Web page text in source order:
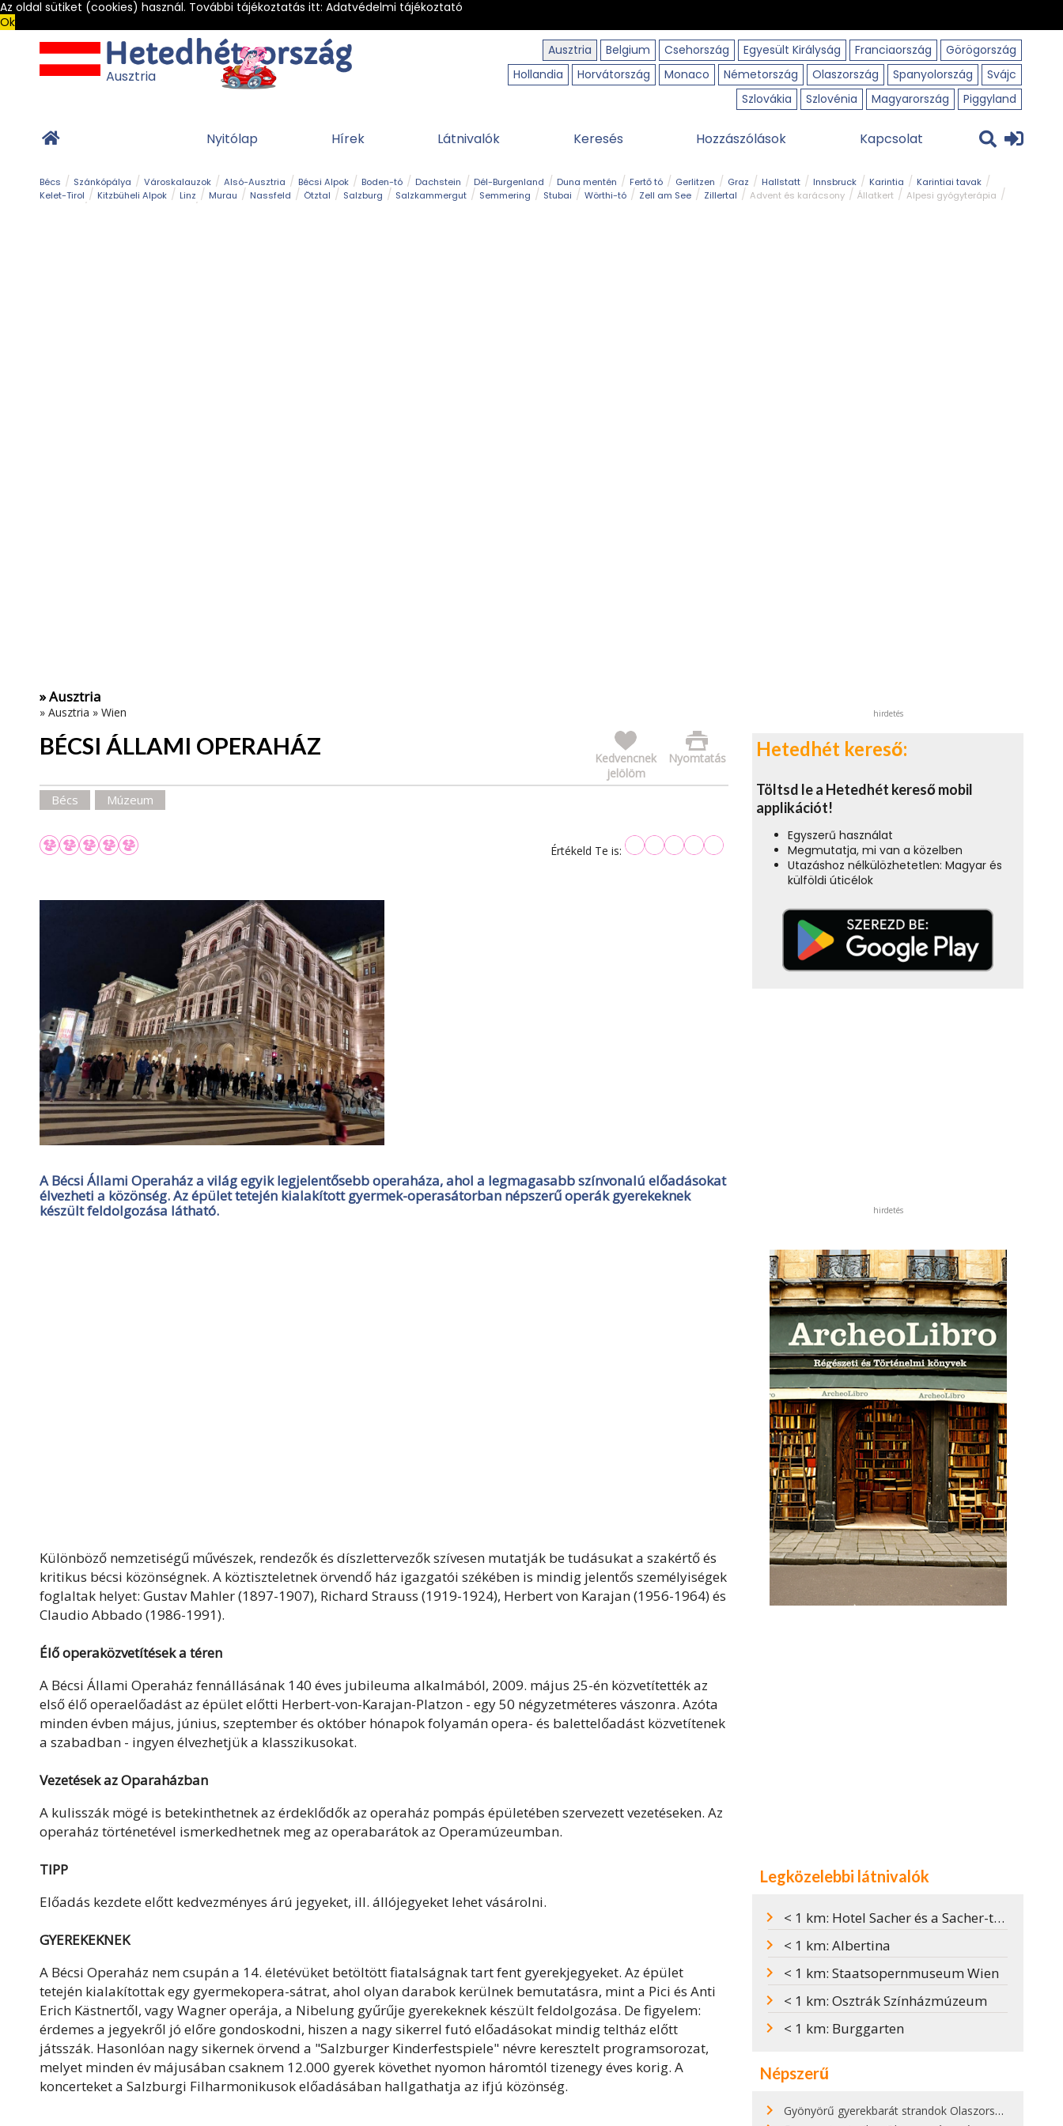
Az oldal sütiket (cookies) használ. További tájékoztatás itt: Adatvédelmi tájékoztató
Ok
Ausztria
Belgium Csehország Egyesült Királyság Franciaország
Görögország
Hollandia
Horvátország Monaco Németország Olaszország Spanyolország
Svájc
Szlovákia
Szlovénia Magyarország Piggyland
Ausztria
Nyitólap Hírek Látnivalók Keresés Hozzászólások Kapcsolat
Bécs Szánkópálya Városkalauzok Alsó-Ausztria Bécsi Alpok Boden-tó Dachstein Dél-Burgenland Duna mentén Fertő tó Gerlitzen Graz Hallstatt Innsbruck Karintia
Karintiai tavak
Kelet-Tirol
Kitzbüheli Alpok Linz Murau Nassfeld Ötztal Salzburg Salzkammergut Semmering Stubai Wörthi-tó Zell am See Zillertal Advent és karácsony Állatkert
Alpesi gyógyterápia
» Ausztria
» Ausztria » Wien
BÉCSI ÁLLAMI OPERAHÁZ Nyomtatás
Kedvencnek
jelölöm
Bécs Múzeum
Értékeld Te is:
A Bécsi Állami Operaház a világ egyik legjelentősebb operaháza, ahol a legmagasabb színvonalú előadásokat
élvezheti a közönség. Az épület tetején kialakított gyermek-operasátorban népszerű operák gyerekeknek
készült feldolgozása látható.
Különböző nemzetiségű művészek, rendezők és díszlettervezők szívesen mutatják be tudásukat a szakértő és
kritikus bécsi közönségnek. A köztiszteletnek örvendő ház igazgatói székében is mindig jelentős személyiségek
foglaltak helyet: Gustav Mahler (1897-1907), Richard Strauss (1919-1924), Herbert von Karajan (1956-1964) és
Claudio Abbado (1986-1991).
Élő operaközvetítések a téren
A Bécsi Állami Operaház fennállásának 140 éves jubileuma alkalmából, 2009. május 25-én közvetítették az
első élő operaelőadást az épület előtti Herbert-von-Karajan-Platzon - egy 50 négyzetméteres vászonra. Azóta
minden évben május, június, szeptember és október hónapok folyamán opera- és balettelőadást közvetítenek
a szabadban - ingyen élvezhetjük a klasszikusokat.
Vezetések az Oparaházban
A kulisszák mögé is betekinthetnek az érdeklődők az operaház pompás épületében szervezett vezetéseken. Az
operaház történetével ismerkedhetnek meg az operabarátok az Operamúzeumban.
TIPP
Előadás kezdete előtt kedvezményes árú jegyeket, ill. állójegyeket lehet vásárolni.
GYEREKEKNEK
A Bécsi Operaház nem csupán a 14. életévüket betöltött fiatalságnak tart fent gyerekjegyeket. Az épület
tetején kialakítottak egy gyermekopera-sátrat, ahol olyan darabok kerülnek bemutatásra, mint a Pici és Anti
Erich Kästnertől, vagy Wagner operája, a Nibelung gyűrűje gyerekeknek készült feldolgozása. De figyelem:
érdemes a jegyekről jó előre gondoskodni, hiszen a nagy sikerrel futó előadásokat mindig teltház előtt
játsszák. Hasonlóan nagy sikernek örvend a "Salzburger Kinderfestspiele" névre keresztelt programsorozat,
melyet minden év májusában csaknem 12.000 gyerek követhet nyomon háromtól tizenegy éves korig. A
koncerteket a Salzburgi Filharmonikusok előadásában hallgathatja az ifjú közönség.
hirdetés
Hetedhét kereső:
Töltsd le a Hetedhét kereső mobil
applikációt!
Egyszerű használat
Megmutatja, mi van a közelben
Utazáshoz nélkülözhetetlen: Magyar és
külföldi úticélok
hirdetés
Legközelebbi látnivalók
< 1 km: Hotel Sacher és a Sacher-torta
< 1 km: Albertina
< 1 km: Staatsopernmuseum Wien
< 1 km: Osztrák Színházmúzeum
< 1 km: Burggarten
Népszerű
Gyönyörű gyerekbarát strandok Olaszországban - megmutatjuk a 15 legjobbat